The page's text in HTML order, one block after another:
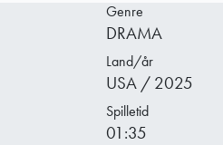
Genre
DRAMA
Land/år
USA / 2025
Spilletid
01:35